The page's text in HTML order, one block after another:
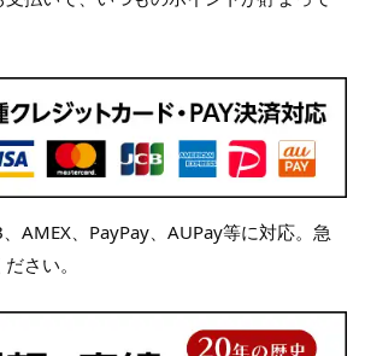
AMEX、PayPay、AUPay等に対応。急
さい。